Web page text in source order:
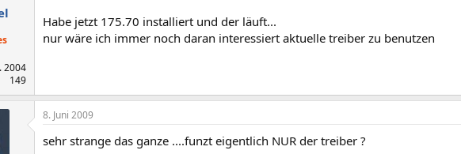
2004
149
Habe jetzt 175.70 installiert und der läuft...
nur wäre ich immer noch daran interessiert aktuelle treiber zu benutzen
8. Juni 2009
sehr strange das ganze ....funzt eigentlich NUR der treiber ?